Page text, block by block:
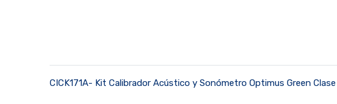
CICK171A- Kit Calibrador Acústico y Sonómetro Optimus Green